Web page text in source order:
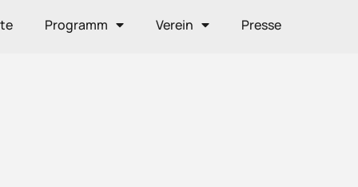
Programm Verein Presse